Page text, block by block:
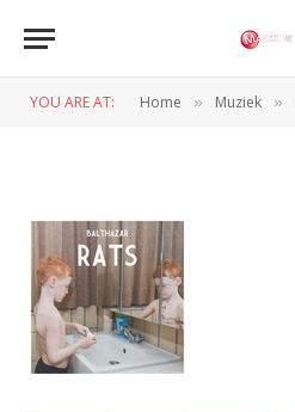
YOU ARE AT: Home » Muziek »